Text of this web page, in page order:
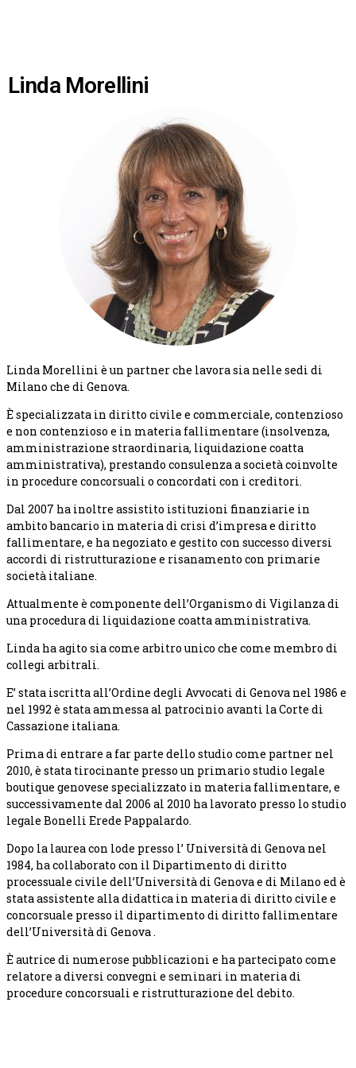
Linda Morellini
Linda Morellini è un partner che lavora sia nelle sedi di
Milano che di Genova.
È specializzata in diritto civile e commerciale, contenzioso
e non contenzioso e in materia fallimentare (insolvenza,
amministrazione straordinaria, liquidazione coatta
amministrativa), prestando consulenza a società coinvolte
in procedure concorsuali o concordati con i creditori.
Dal 2007 ha inoltre assistito istituzioni finanziarie in
ambito bancario in materia di crisi d’impresa e diritto
fallimentare, e ha negoziato e gestito con successo diversi
accordi di ristrutturazione e risanamento con primarie
società italiane.
Attualmente è componente dell’Organismo di Vigilanza di
una procedura di liquidazione coatta amministrativa.
Linda ha agito sia come arbitro unico che come membro di
collegi arbitrali.
E’ stata iscritta all’Ordine degli Avvocati di Genova nel 1986 e
nel 1992 è stata ammessa al patrocinio avanti la Corte di
Cassazione italiana.
Prima di entrare a far parte dello studio come partner nel
2010, è stata tirocinante presso un primario studio legale
boutique genovese specializzato in materia fallimentare, e
successivamente dal 2006 al 2010 ha lavorato presso lo studio
legale Bonelli Erede Pappalardo.
Dopo la laurea con lode presso l’ Università di Genova nel
1984, ha collaborato con il Dipartimento di diritto
processuale civile dell’Università di Genova e di Milano ed è
stata assistente alla didattica in materia di diritto civile e
concorsuale presso il dipartimento di diritto fallimentare
dell’Università di Genova .
È autrice di numerose pubblicazioni e ha partecipato come
relatore a diversi convegni e seminari in materia di
procedure concorsuali e ristrutturazione del debito.